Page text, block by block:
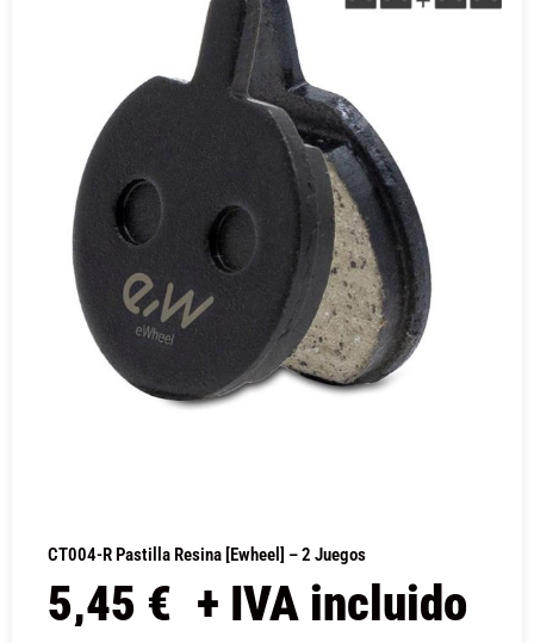
CT004-R Pastilla Resina [Ewheel] – 2 Juegos
5,45 € + IVA incluido